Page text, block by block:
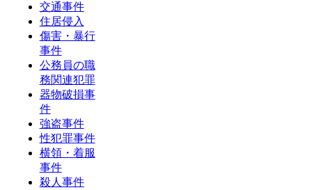
交通事件
住居侵入
傷害・暴行
事件
公務員の職
務関連犯罪
器物破損事
件
強盗事件
性犯罪事件
横領・着服
事件
殺人事件